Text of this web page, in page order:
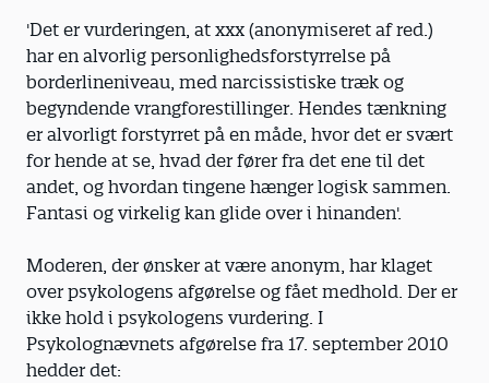
'Det er vurderingen, at xxx (anonymiseret af red.)
har en alvorlig personlighedsforstyrrelse på
borderlineniveau, med narcissistiske træk og
begyndende vrangforestillinger. Hendes tænkning
er alvorligt forstyrret på en måde, hvor det er svært
for hende at se, hvad der fører fra det ene til det
andet, og hvordan tingene hænger logisk sammen.
Fantasi og virkelig kan glide over i hinanden'.
Moderen, der ønsker at være anonym, har klaget
over psykologens afgørelse og fået medhold. Der er
ikke hold i psykologens vurdering. I
Psykolognævnets afgørelse fra 17. september 2010
hedder det: